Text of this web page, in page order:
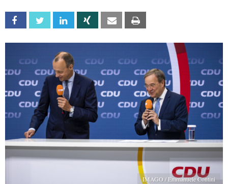
Facebook Twitter Linkedin Xing Email
IMAGO / Emmanuele Contini